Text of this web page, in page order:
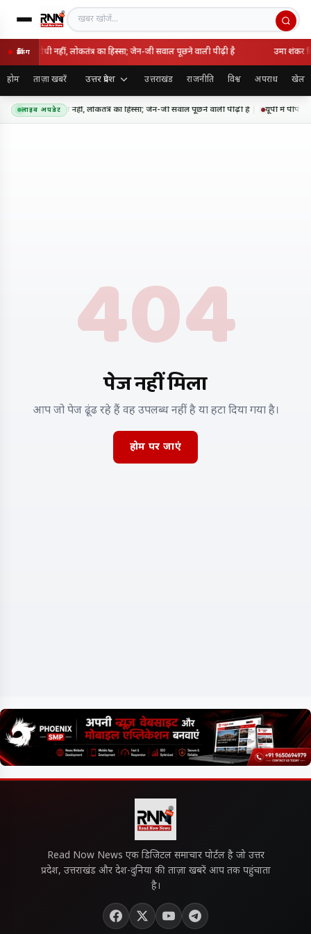
खबर खोजें
ब्रेकिंग
राष्ट्रविरोधी नहीं, लोकतंत्र का हिस्सा; जेन-जी सवाल पूछने वाली पीढ़ी है उमा शंकर
होम ताज़ा खबरें उत्तर प्रदेश उत्तराखंड राजनीति विश्व अपराध खेल
लाइव अपडेट
आंदोलन राष्ट्रविरोधी नहीं, लोकतंत्र का हिस्सा; जेन-जी सवाल पूछने वाली पीढ़ी है यूपी में
404
पेज नहीं मिला
आप जो पेज ढूंढ रहे हैं वह उपलब्ध नहीं है या हटा दिया गया है।
होम पर जाएं
Read Now News एक डिजिटल समाचार पोर्टल है जो उत्तर
प्रदेश, उत्तराखंड और देश-दुनिया की ताज़ा खबरें आप तक पहुंचाता
है।